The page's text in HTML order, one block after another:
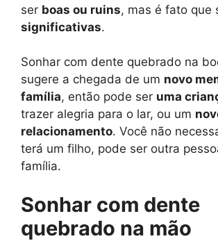
ser boas ou ruins, mas é fato que
significativas.
Sonhar com dente quebrado na
sugere a chegada de um novo
família, então pode ser uma
trazer alegria para o lar, ou um
relacionamento. Você não
terá um filho, pode ser outra
família.
Sonhar com dente
quebrado na mão